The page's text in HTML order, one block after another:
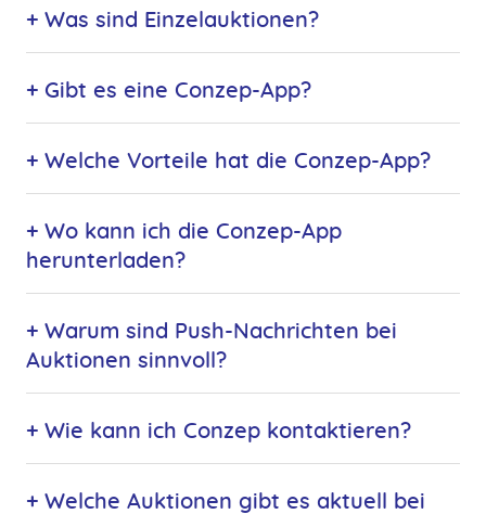
+ Was sind Einzelauktionen?
+ Gibt es eine Conzep-App?
+ Welche Vorteile hat die Conzep-App?
+ Wo kann ich die Conzep-App
herunterladen?
+ Warum sind Push-Nachrichten bei
Auktionen sinnvoll?
+ Wie kann ich Conzep kontaktieren?
+ Welche Auktionen gibt es aktuell bei